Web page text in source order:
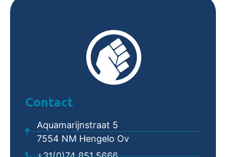
Contact
Aquamarijnstraat 5
7554 NM Hengelo Ov